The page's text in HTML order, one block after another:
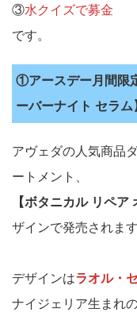
③水クイズで募金
です。
①アースデー月間限
ーバーナイト セラム
アヴェダの人気商品
ートメント、
【ボタニカル リペア
ザインで発売されます
デザインはラオル・
ナイジェリア生まれ